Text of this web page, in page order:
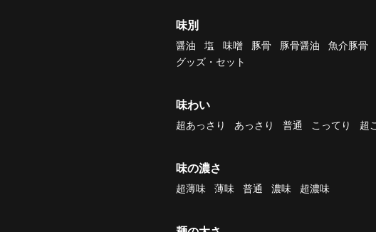
味別
醤油 塩 味噌 豚骨 豚骨醤油 魚介豚骨
グッズ・セット
味わい
超あっさり あっさり 普通 こってり 超
味の濃さ
超薄味 薄味 普通 濃味 超濃味